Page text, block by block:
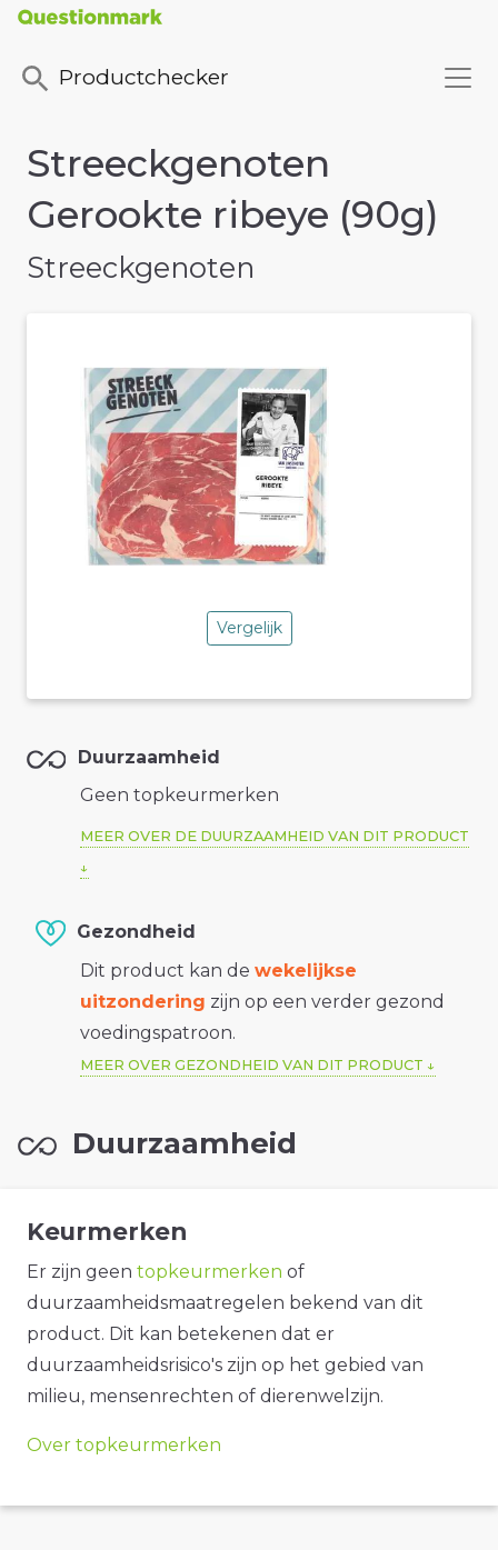
Productchecker
Streeckgenoten
Gerookte ribeye (90g)
Streeckgenoten
Vergelijk
Duurzaamheid
Geen topkeurmerken
MEER OVER DE DUURZAAMHEID VAN DIT PRODUCT
Gezondheid
Dit product kan de wekelijkse
uitzondering zijn op een verder gezond
voedingspatroon.
MEER OVER GEZONDHEID VAN DIT PRODUCT
Duurzaamheid
Keurmerken
Er zijn geen topkeurmerken of
duurzaamheidsmaatregelen bekend van dit
product. Dit kan betekenen dat er
duurzaamheidsrisico's zijn op het gebied van
milieu, mensenrechten of dierenwelzijn.
Over topkeurmerken